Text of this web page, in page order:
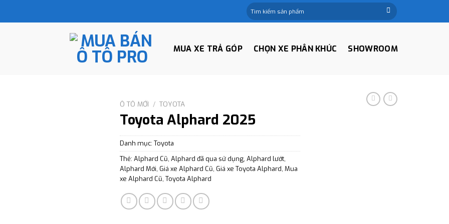
Tìm
kiếm:
MUA XE TRẢ GÓP CHỌN XE PHÂN KHÚC SHOWROOM
Ô TÔ MỚI / TOYOTA
Toyota Alphard 2025
Danh mục: Toyota
Thẻ: Alphard Cũ, Alphard đã qua sử dụng, Alphard lướt,
Alphard Mới, Giá xe Alphard Cũ, Giá xe Toyota Alphard, Mua
xe Alphard Cũ, Toyota Alphard